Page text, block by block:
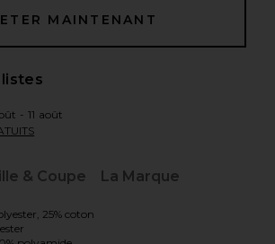
KATHERINE in White Chantilly
- 11 août
& Coupe La Marque
25% coton